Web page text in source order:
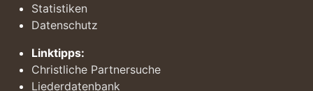
Statistiken
Datenschutz
Linktipps:
Christliche Partnersuche
Liederdatenbank